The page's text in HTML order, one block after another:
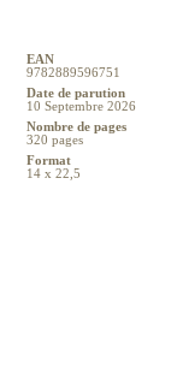
EAN
9782889596751
Date de parution
10 Septembre 2026
Nombre de pages
320 pages
Format
14 x 22,5